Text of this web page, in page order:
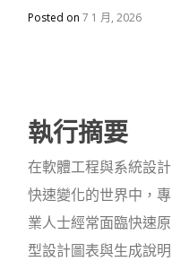
Posted on7 1 月, 2026
執行摘要
在軟體工程與系統設計
快速變化的世界中，專
業人士經常面臨快速原
型設計圖表與生成說明